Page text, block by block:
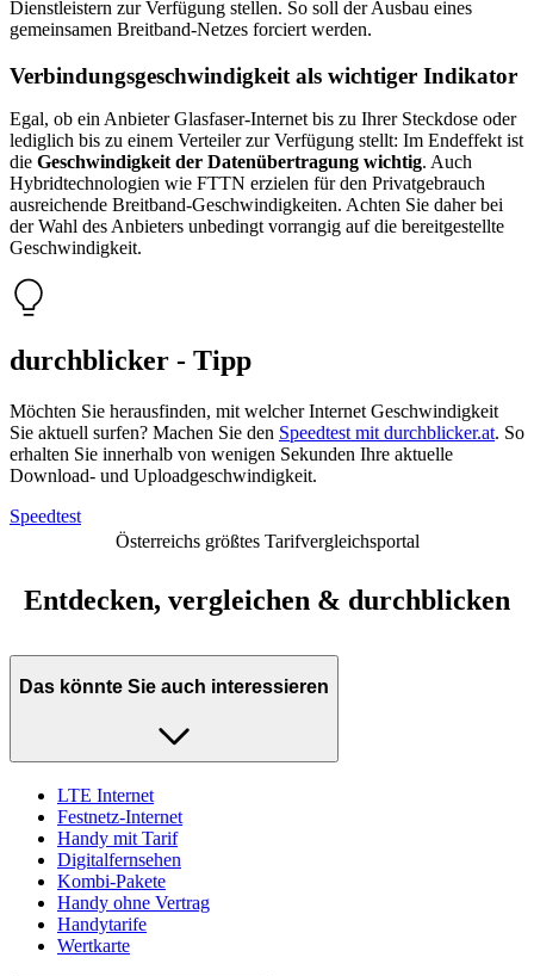
Dienstleistern zur Verfügung stellen. So soll der Ausbau eines
gemeinsamen Breitband-Netzes forciert werden.
Verbindungs­geschwindigkeit als wichtiger Indikator
Egal, ob ein Anbieter Glasfaser-Internet bis zu Ihrer Steckdose oder
lediglich bis zu einem Verteiler zur Verfügung stellt: Im Endeffekt ist
die Geschwindigkeit der Datenübertragung wichtig. Auch
Hybridtechnologien wie FTTN erzielen für den Privatgebrauch
ausreichende Breitband-Geschwindigkeiten. Achten Sie daher bei
der Wahl des Anbieters unbedingt vorrangig auf die bereitgestellte
Geschwindigkeit.
durchblicker - Tipp
Möchten Sie herausfinden, mit welcher Internet Geschwindigkeit
Sie aktuell surfen? Machen Sie den Speedtest mit durchblicker.at. So
erhalten Sie innerhalb von wenigen Sekunden Ihre aktuelle
Download- und Uploadgeschwindigkeit.
Speedtest
Österreichs größtes Tarifvergleichsportal
Entdecken, vergleichen & durchblicken
Das könnte Sie auch interessieren
LTE Internet
Festnetz-Internet
Handy mit Tarif
Digitalfernsehen
Kombi-Pakete
Handy ohne Vertrag
Handytarife
Wertkarte